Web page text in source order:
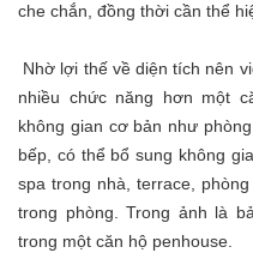
che chắn, đồng thời cần thể
Nhờ lợi thế về diện tích nên
nhiều chức năng hơn một
không gian cơ bản như
bếp, có thể bổ sung không
spa trong nhà, terrace,
trong phòng. Trong ảnh là
trong một căn hộ penhouse.